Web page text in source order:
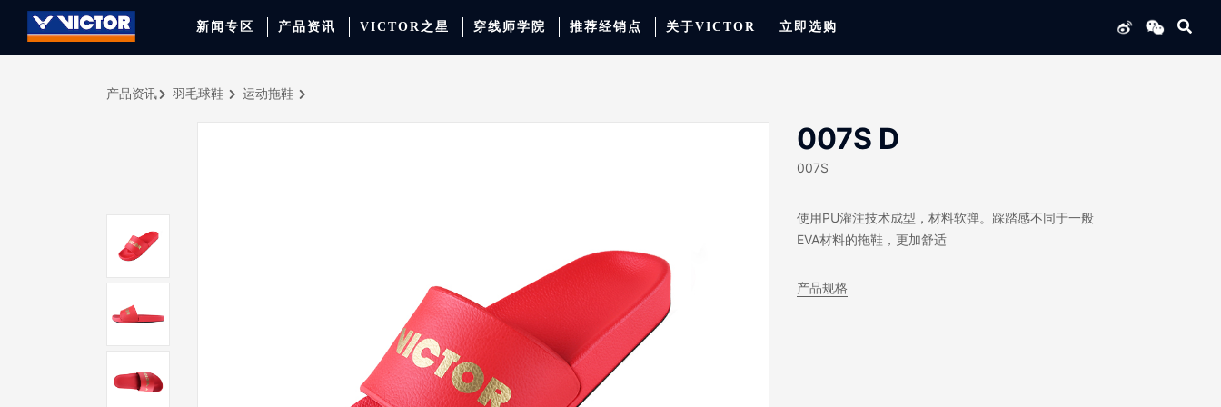
新闻专区 产品资讯 VICTOR之星 穿线师学院 推荐经销点 关于VICTOR 立即选购
品牌资讯 产品资讯
羽毛球拍 羽毛球鞋
签约球员 专业球队
穿线师档案 学院新闻
天猫旗舰店 京东旗舰店
产品资讯 羽毛球鞋 运动拖鞋
007S D
007S
使用PU灌注技术成型，材料软弹。踩踏感不同于一般
EVA材料的拖鞋，更加舒适
产品规格